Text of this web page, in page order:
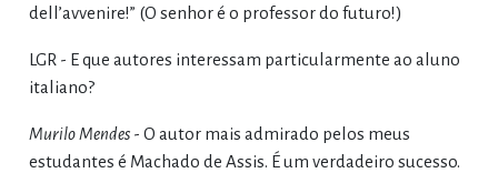
dell’avvenire!” (O senhor é o professor do futuro!)
LGR - E que autores interessam particularmente ao aluno
italiano?
Murilo Mendes- O autor mais admirado pelos meus
estudantes é Machado de Assis. É um verdadeiro sucesso.